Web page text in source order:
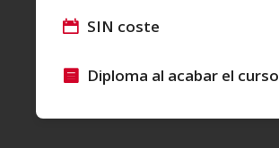
SIN coste
Diploma al acabar el curso